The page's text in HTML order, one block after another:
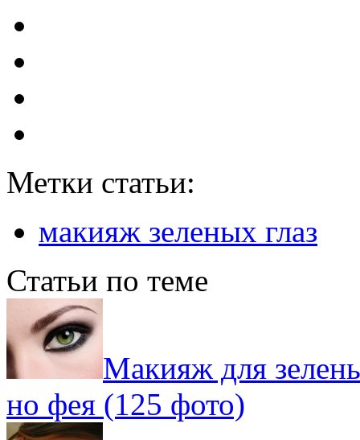
Метки статьи:
макияж зеленых глаз
Статьи по теме
Макияж для
но фея (125 фото)